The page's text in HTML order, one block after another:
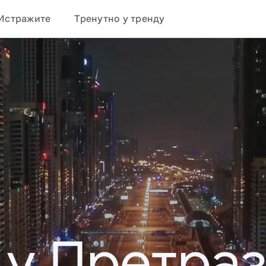
Тренутно у тренду